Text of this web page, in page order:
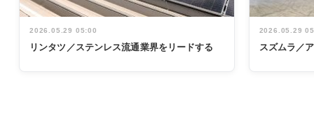
2026.05.29 05:00
リンタツ／ステンレス流通業界をリードする
2026.05.29
スズムラ／